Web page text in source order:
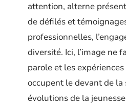
attention, alterne
de défilés et
professionnelles,
diversité. Ici, l’image ne
parole et les
occupent le devant de
évolutions de la